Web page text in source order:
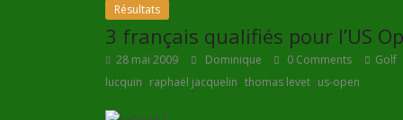
Résultats
3 français qualifiés pour l’US
28 mai 2009 Dominique 0 Comments Golf,
lucquin, raphaël jacquelin, thomas levet, us-open